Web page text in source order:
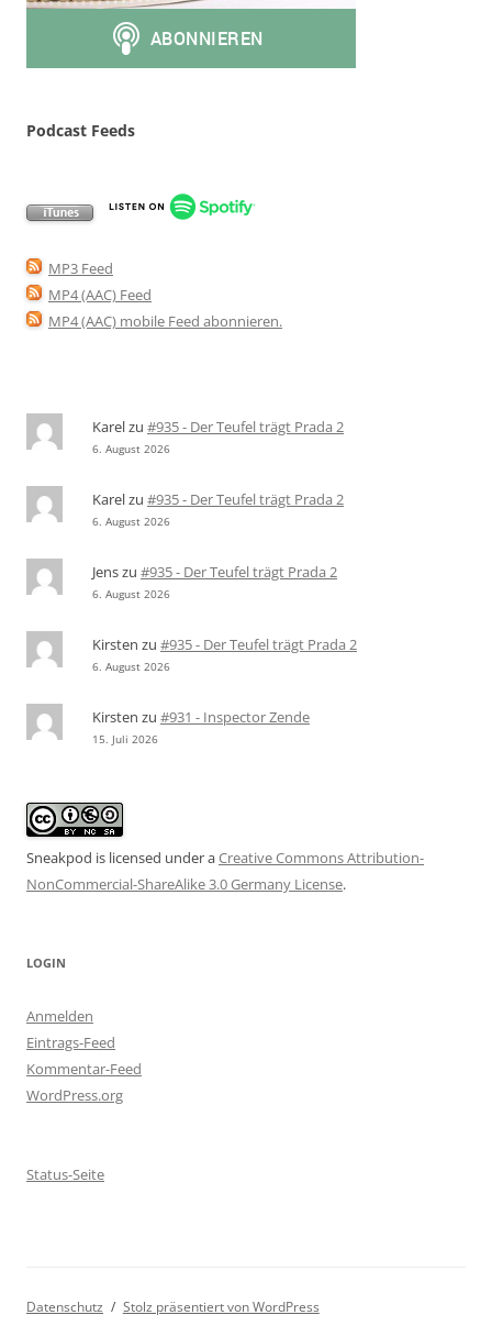
Podcast Feeds
MP3 Feed
MP4 (AAC) Feed
MP4 (AAC) mobile Feed abonnieren.
Karelzu #935 - Der Teufel trägt Prada 2
6. August 2026
Karelzu #935 - Der Teufel trägt Prada 2
6. August 2026
Jenszu #935 - Der Teufel trägt Prada 2
6. August 2026
Kirsten zu #935 - Der Teufel trägt Prada 2
6. August 2026
Kirsten zu #931 - Inspector Zende
15. Juli 2026
Sneakpod is licensed under aCreative Commons Attribution-
NonCommercial-ShareAlike 3.0 Germany License.
LOGIN
Anmelden
Eintrags-Feed
Kommentar-Feed
WordPress.org
Status-Seite
Datenschutz Stolz präsentiert von WordPress